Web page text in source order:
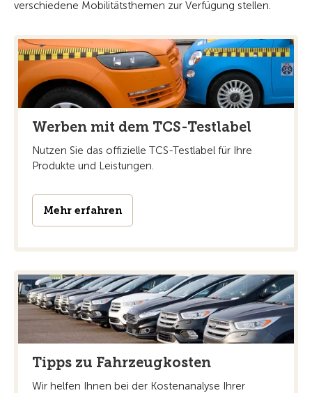
verschiedene Mobilitätsthemen zur Verfügung stellen.
Werben mit dem TCS-Testlabel
Nutzen Sie das offizielle TCS-Testlabel für Ihre
Produkte und Leistungen.
Mehr erfahren
Tipps zu Fahrzeugkosten
Wir helfen Ihnen bei der Kostenanalyse Ihrer